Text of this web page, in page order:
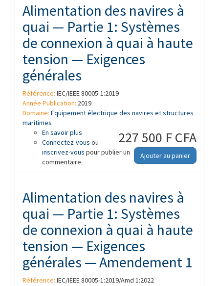
Alimentation des navires à
quai — Partie 1: Systèmes
de connexion à quai à haute
tension — Exigences
générales
Référence: IEC/IEEE 80005-1:2019
Année Publication: 2019
Domaine: Équipement électrique des navires et structures
maritimes
227 500 F CFA
Ajouter au panier
En savoir plus à propos de Alimentation des navires à
quai — Partie 1: Systèmes de connexion à
quai à haute tension — Exigences
Connectez-vous ou
inscrivez-vous pour publier un
commentaire
Alimentation des navires à
quai — Partie 1: Systèmes
de connexion à quai à haute
tension — Exigences
générales — Amendement 1
Référence: IEC/IEEE 80005-1:2019/Amd 1:2022